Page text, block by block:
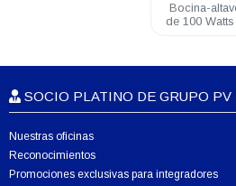
Bocina-
de 100
SOCIO PLATINO DE GRUPO PV
Nuestras oficinas
Reconocimientos
Promociones exclusivas para integradores